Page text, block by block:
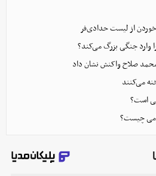
خوردن از لیست حدادی‌فر
را وارد جنگی بزرگ می‌کند؟
محمد صلاح واکنش نشان داد
می‌کنند
است؟
چیست؟